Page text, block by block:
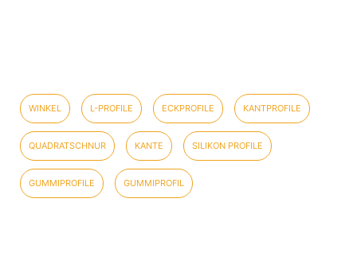
WINKEL L-PROFILE ECKPROFILE KANTPROFILE
QUADRATSCHNUR KANTE SILIKON PROFILE
GUMMIPROFILE GUMMIPROFIL